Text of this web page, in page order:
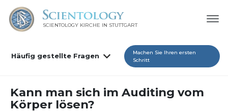
SCIENTOLOGY KIRCHE IN STUTTGART
Häufig gestellte Fragen
Machen Sie Ihren ersten
Schritt
Kann man sich im Auditing vom
Körper lösen?